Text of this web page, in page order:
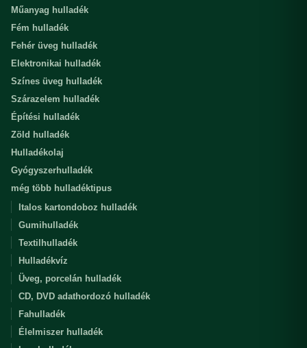
Műanyag hulladék
Fém hulladék
Fehér üveg hulladék
Elektronikai hulladék
Színes üveg hulladék
Szárazelem hulladék
Építési hulladék
Zöld hulladék
Hulladékolaj
Gyógyszerhulladék
még több hulladéktipus
Italos kartondoboz hulladék
Gumihulladék
Textilhulladék
Hulladékvíz
Üveg, porcelán hulladék
CD, DVD adathordozó hulladék
Fahulladék
Élelmiszer hulladék